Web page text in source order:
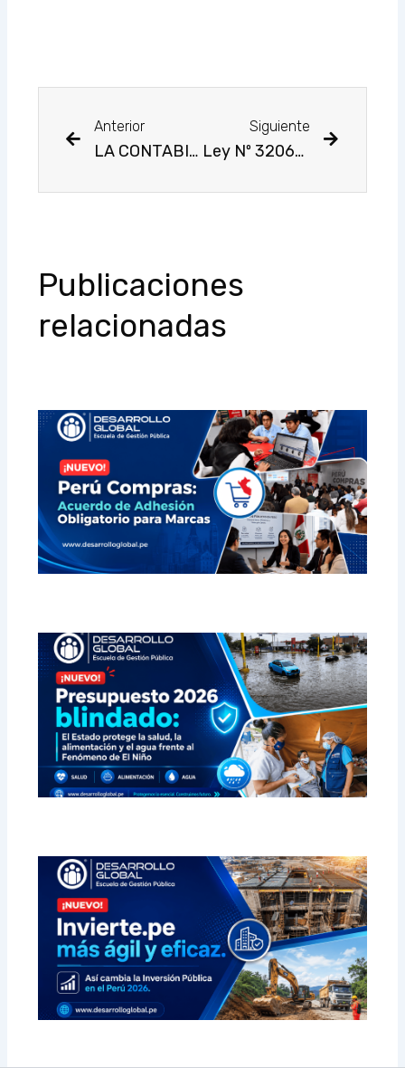
Anterior
LA CONTABILIDAD GUBERNAMENTAL EN EL SECTOR PÚBLICO: UN PILAR PARA LA TRANSPARENCIA Y LA EFICACIA
Siguiente
Ley Nº 32069, Ley General de Contrataciones Públicas y su Reglamento
Publicaciones
relacionadas